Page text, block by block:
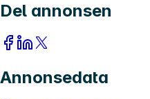
Del annonsen
Annonsedata